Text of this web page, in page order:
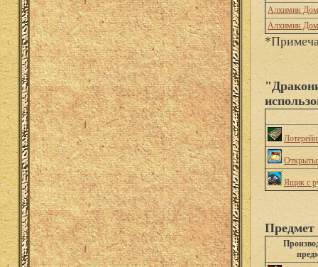
Алхимик
Алхимик
Ящик с
Предмет